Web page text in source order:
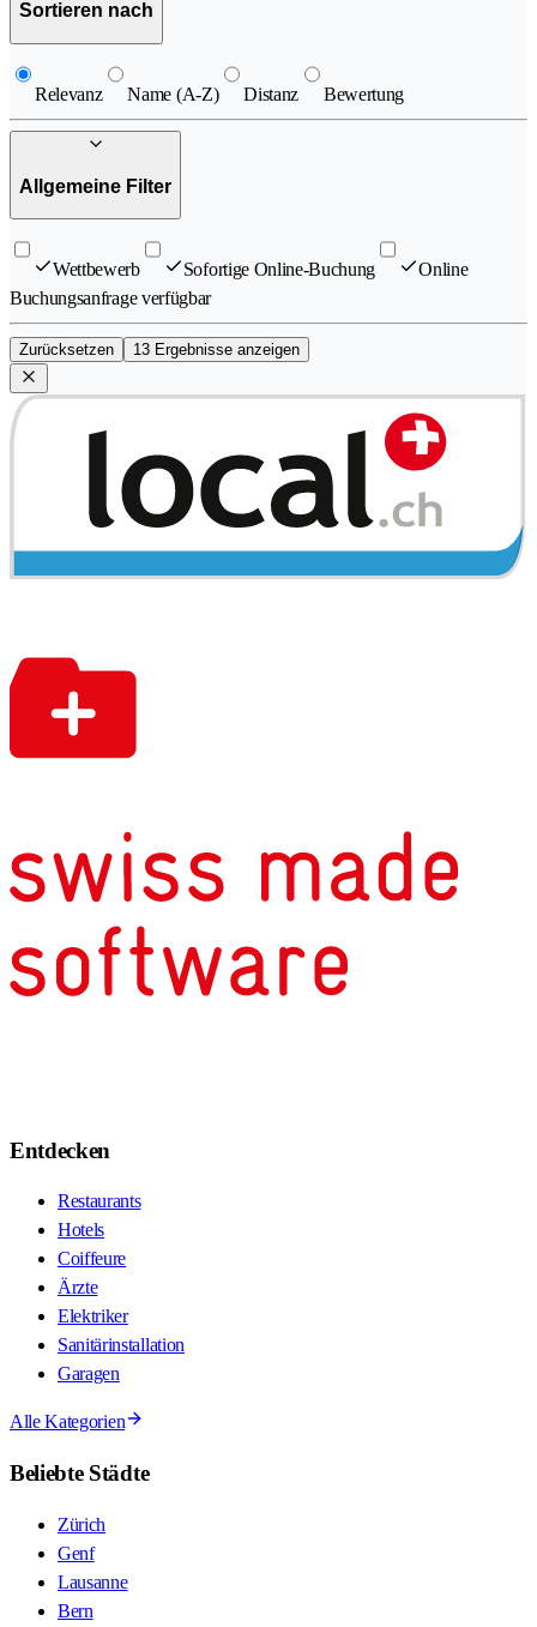
Sortieren nach
Relevanz Name (A-Z) Distanz Bewertung
Allgemeine Filter
Wettbewerb Sofortige Online-Buchung
Online
Buchungsanfrage verfügbar
Zurücksetzen 13 Ergebnisse anzeigen
Entdecken
Restaurants
Hotels
Coiffeure
Ärzte
Elektriker
Sanitärinstallation
Garagen
Alle Kategorien
Beliebte Städte
Zürich
Genf
Lausanne
Bern